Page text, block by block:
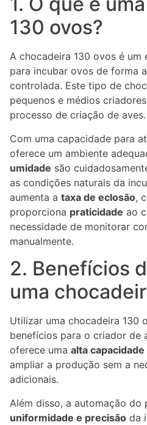
130 ovos?
A chocadeira 130 ovos é um
para incubar ovos de forma
controlada. Este tipo de
pequenos e médios
processo de criação de aves.
Com uma capacidade para
oferece um ambiente
umidade são
as condições naturais da
aumenta a taxa de eclosão,
proporciona praticidade ao
necessidade de monitorar
manualmente.
2. Benefícios
uma
Utilizar uma chocadeira 130
benefícios para o criador de
oferece uma alta
ampliar a produção sem a
adicionais.
Além disso, a automação do
uniformidade e precisão da